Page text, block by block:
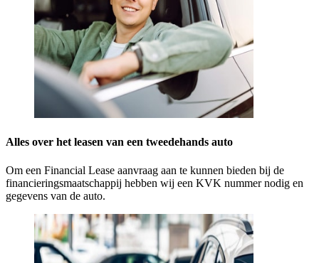
Alles over het leasen van een tweedehands auto
Om een Financial Lease aanvraag aan te kunnen bieden bij de
financieringsmaatschappij hebben wij een KVK nummer nodig en
gegevens van de auto.